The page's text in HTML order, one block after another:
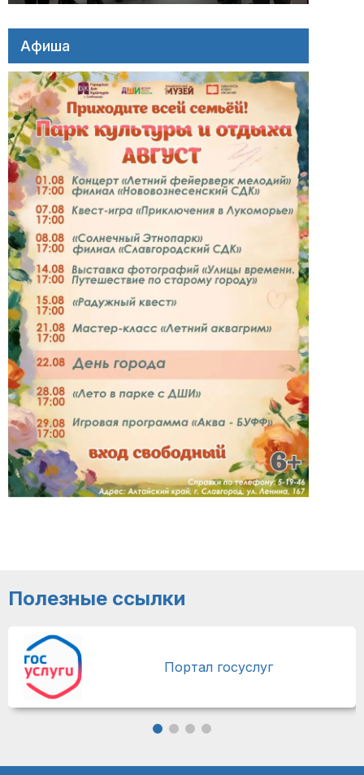
Афиша
Полезные ссылки
Портал госуслуг